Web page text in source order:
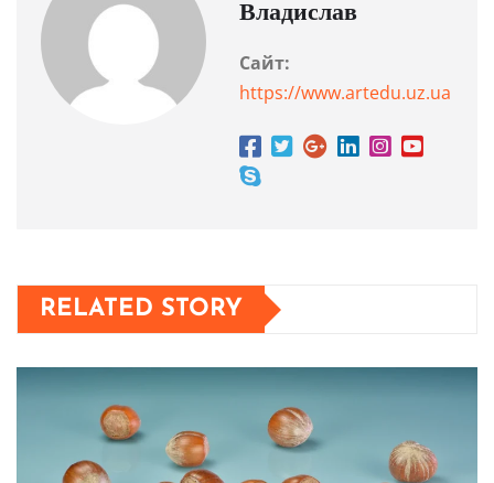
Владислав
Сайт:
https://www.artedu.uz.ua
RELATED STORY